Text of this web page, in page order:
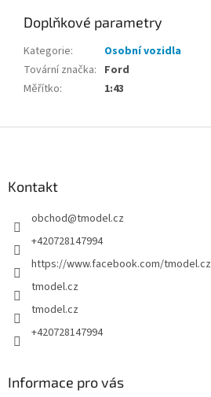
Doplňkové parametry
Kategorie:
Osobní vozidla
Tovární značka: Ford
Měřítko: 1:43
Kontakt
obchod@tmodel.cz
+420728147994
https://www.facebook.com/tmodel.cz
tmodel.cz
tmodel.cz
+420728147994
Informace pro vás